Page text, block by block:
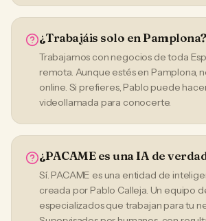
¿Trabajáis solo en Pamplona?
Trabajamos con negocios de toda
remota. Aunque estés en Pamplona,
online. Si prefieres, Pablo puede
videollamada para conocerte.
¿PACAME es una IA de
Sí. PACAME es una entidad de
creada por Pablo Calleja. Un equipo
especializados que trabajan para tu